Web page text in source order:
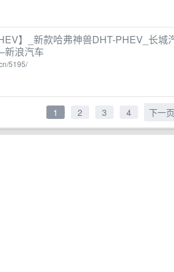
】_新款哈弗神兽DHT-PHEV_长
新浪汽车
5195/
1 2 3 4 下一页